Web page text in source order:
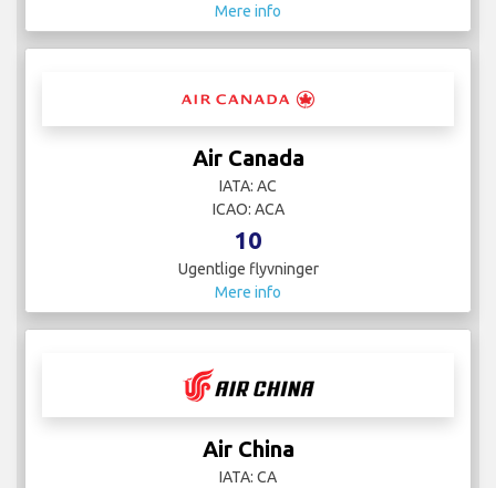
Mere info
Air Canada
IATA: AC
ICAO: ACA
10
Ugentlige flyvninger
Mere info
Air China
IATA: CA